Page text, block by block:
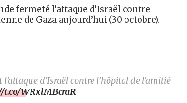
fermeté l’attaque d’Israël contre
de Gaza aujourd’hui (30 octobre).
d’Israël contre l’hôpital de l’amitié
t.co/WRxlMBcraR